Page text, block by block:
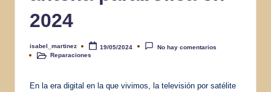
2024
Publicado
por
isabel_martinez 19/05/2024
No hay comentarios
PublicadoReparaciones
En la era digital en la que vivimos, la televisión por satélite